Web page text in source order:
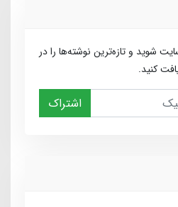
شوید و تازه‌ترین نوشته‌ها را در
کنید.
اشتراک